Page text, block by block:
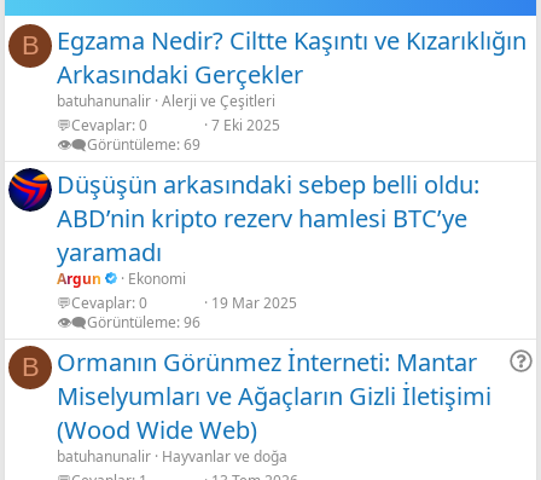
Gölgeli Siyah
Gölgeli Yeşil limon
Shadow neon
B
Egzama Nedir? Ciltte Kaşıntı ve Kızarıklığın
Arkasındaki Gerçekler
batuhanunalir Alerji ve Çeşitleri
💬Cevaplar 0
👁️‍🗨️Görüntüleme 69
7 Eki 2025
Düşüşün arkasındaki sebep belli oldu:
ABD’nin kripto rezerv hamlesi BTC’ye
yaramadı
Argun
Ekonomi
💬Cevaplar 0
👁️‍🗨️Görüntüleme 96
19 Mar 2025
B
Ormanın Görünmez İnterneti: Mantar
Miselyumları ve Ağaçların Gizli İletişimi
(Wood Wide Web)
batuhanunalir Hayvanlar ve doğa